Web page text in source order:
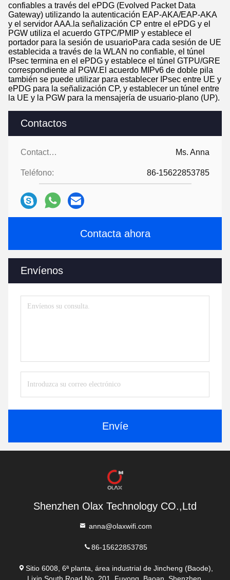
Contactos
Contactos: Ms. Anna
Teléfono: 86-15622853785
Contacta ahora
Envíenos
Envíe
confiables a través del ePDG (Evolved Packet Data
Gateway) utilizando la autenticación EAP-AKA/EAP-AKA
y el servidor AAA.la señalización CP entre el ePDG y el
PGW utiliza el acuerdo GTPC/PMIP y establece el
portador para la sesión de usuarioPara cada sesión de UE
establecida a través de la WLAN no confiable, el túnel
IPsec termina en el ePDG y establece el túnel GTPU/GRE
correspondiente al PGW.El acuerdo MIPv6 de doble pila
también se puede utilizar para establecer IPsec entre UE y
ePDG para la señalización CP, y establecer un túnel entre
la UE y la PGW para la mensajería de usuario-plano (UP).
Shenzhen Olax Technology CO.,Ltd
anna@olaxwifi.com
86-15622853785
Sitio 6008, 6ª planta, área industrial de Jincheng (Baode),
Lixin South Road No .201, Fuyong, Baoan, Shenzhen.